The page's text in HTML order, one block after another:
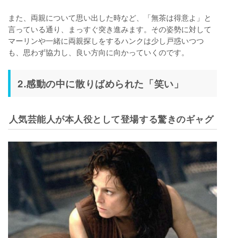
また、両親について思い出した時など、「無茶は得意よ」と
言っている通り、まっすぐ突き進みます。その姿勢に対して
マーリンや一緒に両親探しをするハンクは少し戸惑いつつ
も、思わず協力し、良い方向に向かっていくのです。
2.感動の中に散りばめられた「笑い」
人気芸能人が本人役として登場する驚きのギャグ